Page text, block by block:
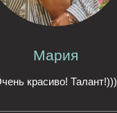
Мария
красиво! Талант!)))